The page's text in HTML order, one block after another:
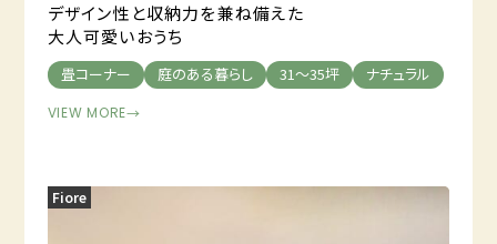
デザイン性と収納力を兼ね備えた
大人可愛いおうち
畳コーナー 庭のある暮らし 31～35坪 ナチュラル
VIEW MORE→
Fiore